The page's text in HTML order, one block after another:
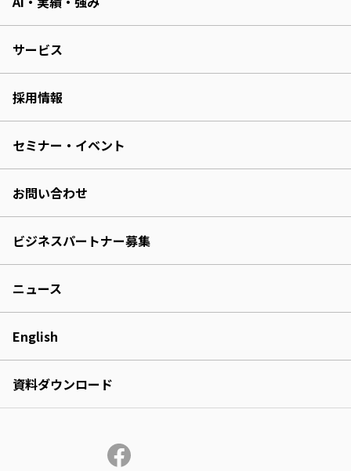
サービス
採用情報
セミナー・イベント
お問い合わせ
ビジネスパートナー募集
ニュース
English
資料ダウンロード